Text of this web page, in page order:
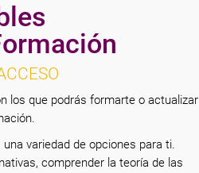
los que podrás formarte o actualizar
variedad de opciones para ti.
comprender la teoría de las